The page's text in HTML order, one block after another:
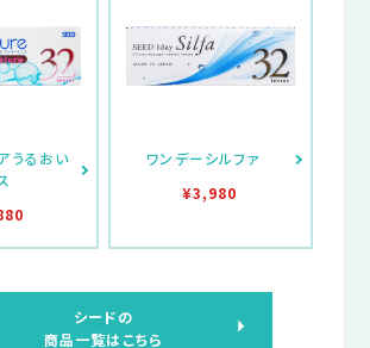
うるおい
ワンデーシルファ
¥3,980
シードの
商品一覧はこちら